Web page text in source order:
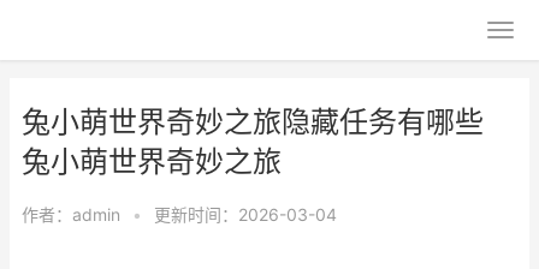
兔小萌世界奇妙之旅隐藏任务有哪些
兔小萌世界奇妙之旅
作者： admin • 更新时间：2026-03-04